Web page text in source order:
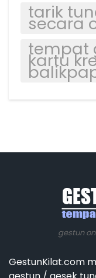
tarik
secara
tempat
kartu
gestun
GestunKilat.com